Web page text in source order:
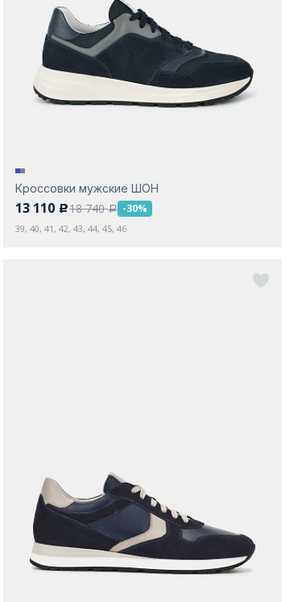
Кроссовки мужские ШОН
13 110 c18 740a -30%
39, 40, 41, 42, 43, 44, 45, 46